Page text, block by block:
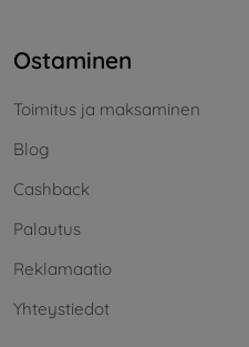
Ostaminen
Toimitus ja maksaminen
Blog
Cashback
Palautus
Reklamaatio
Yhteystiedot